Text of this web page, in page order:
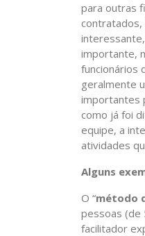
para outras
contratados,
importante,
funcionários
geralmente
importantes
como já foi
equipe, a
atividades
Alguns
O “método
pessoas (de
facilitador